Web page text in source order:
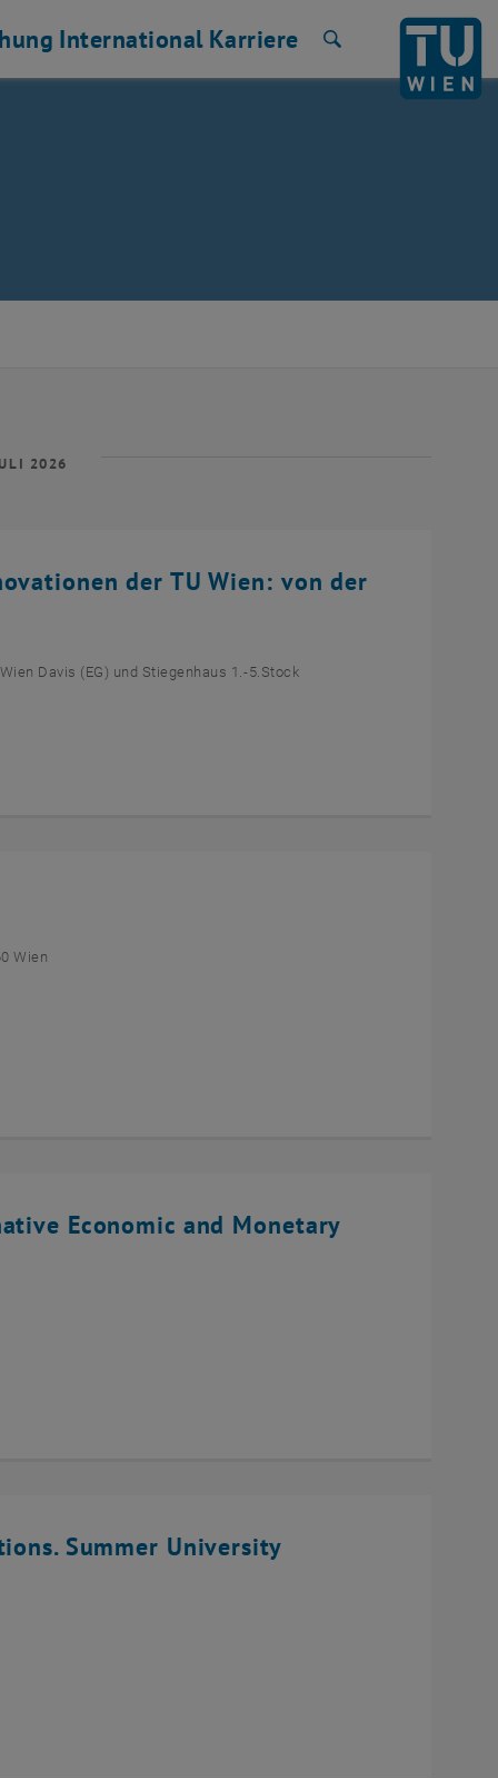
International Karriere
2026
der TU Wien: von der
Davis (EG) und Stiegenhaus 1.-5.Stock
Wien
Economic and Monetary
Summer University